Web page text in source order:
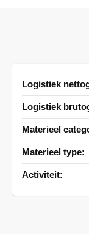
Meer
informatie